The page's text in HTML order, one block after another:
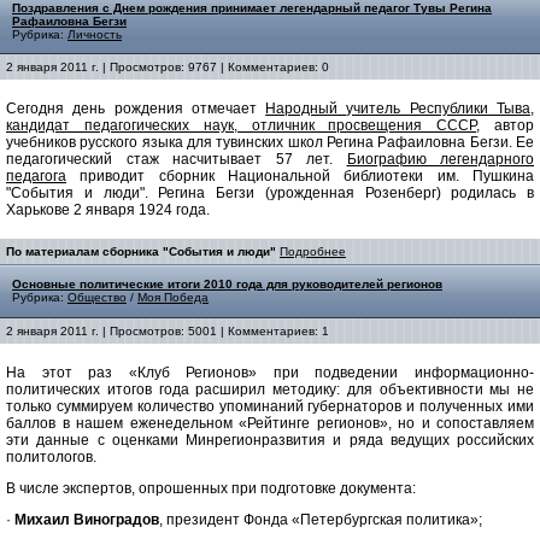
Поздравления с Днем рождения принимает легендарный педагог Тувы Регина
Рафаиловна Бегзи
Рубрика: Личность
2 января 2011 г. | Просмотров: 9767 | Комментариев: 0
Сегодня день рождения отмечает
Народный учитель Республики Тыва,
кандидат педагогических наук, отличник просвещения СССР, автор
учебников русского языка для тувинских школ Регина Рафаиловна Бегзи. Ее
педагогический стаж насчитывает 57 лет.
Биографию легендарного
педагога приводит сборник Национальной библиотеки им. Пушкина
"События и люди". Регина Бегзи (урожденная Розенберг) родилась в
Харькове 2 января 1924 года.
По материалам сборника "События и люди" Подробнее
Основные политические итоги 2010 года для руководителей регионов
Рубрика: Общество / Моя Победа
2 января 2011 г. | Просмотров: 5001 | Комментариев: 1
На этот раз «Клуб Регионов» при подведении информационно-
политических итогов года расширил методику: для объективности мы не
только суммируем количество упоминаний губернаторов и полученных ими
баллов в нашем еженедельном «Рейтинге регионов», но и сопоставляем
эти данные с оценками Минрегионразвития и ряда ведущих российских
политологов.
В числе экспертов, опрошенных при подготовке документа:
· Михаил Виноградов, президент Фонда «Петербургская политика»;